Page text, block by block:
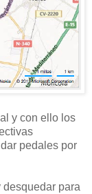
y con ello los
pedales por
desquedar para